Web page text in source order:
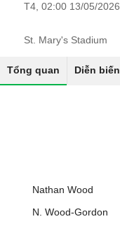
T4, 02:00 13/05/2026
St. Mary's Stadium
Tổng quan Diễn biến
Nathan Wood
N. Wood-Gordon